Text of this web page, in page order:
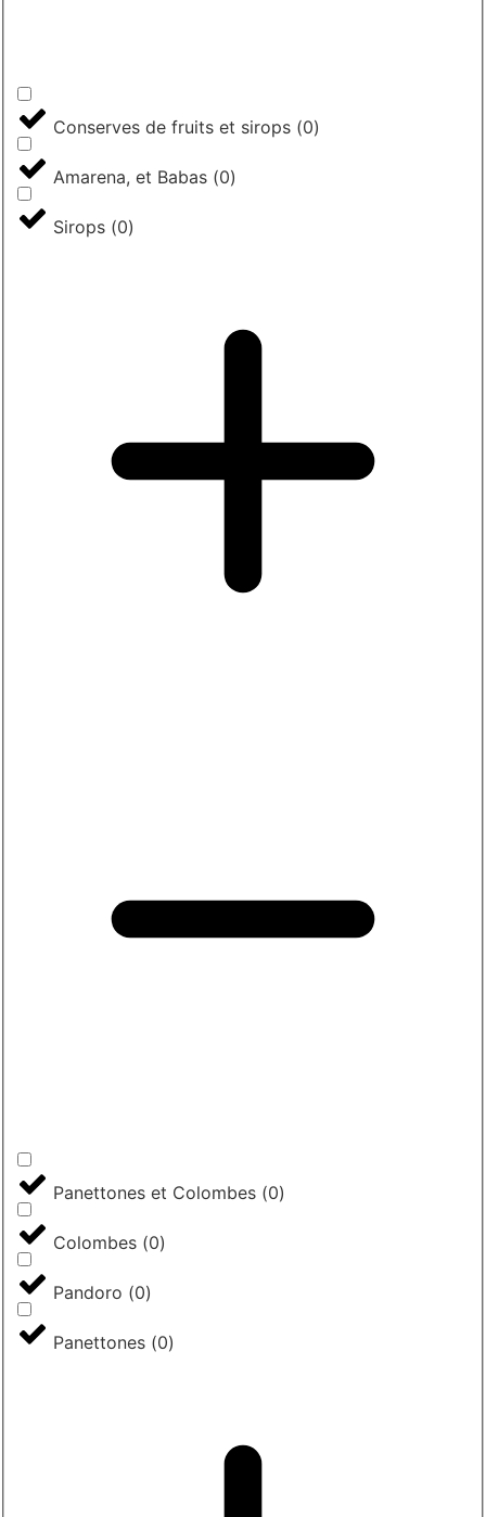
Conserves de fruits et sirops (0)
Amarena, et Babas (0)
Sirops (0)
Panettones et Colombes (0)
Colombes (0)
Pandoro (0)
Panettones (0)